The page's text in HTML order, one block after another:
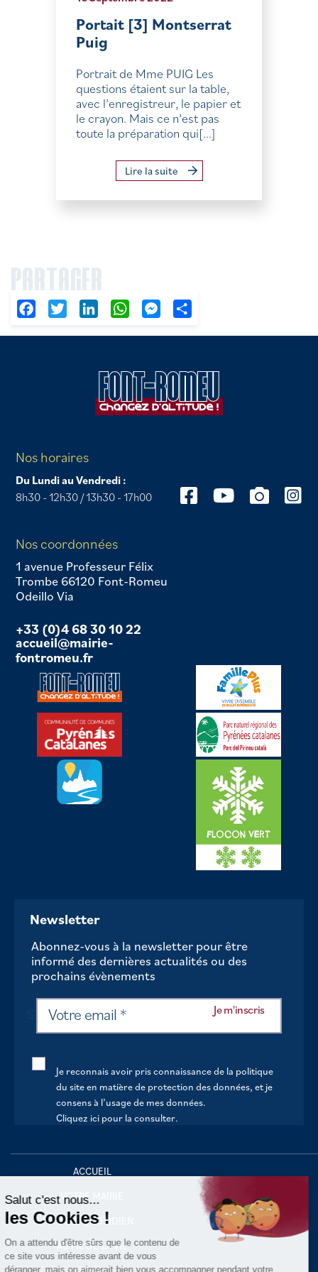
Portait [3] Montserrat
Puig
Portrait de Mme PUIG Les
questions étaient sur la table,
avec l’enregistreur, le papier et
le crayon. Mais ce n’est pas
toute la préparation qui[...]
Lire la suite
PARTAGER
FacebookTwitter LinkedIn WhatsAppMessenger
Nos horaires
Du Lundi au Vendredi :
8h30 - 12h30 / 13h30 - 17h00
Nos coordonnées
1 avenue Professeur Félix
Trombe 66120 Font-Romeu
Odeillo Via
+33 (0)4 68 30 10 22
accueil@mairie-
fontromeu.fr
Newsletter
Abonnez-vous à la newsletter pour être
informé des dernières actualités ou des
prochains évènements
Je reconnais avoir pris connaissance de la politique
du site en matière de protection des données, et je
consens à l’usage de mes données.
Cliquez ici pour la consulter.
ACCUEIL
VOTRE MAIRIE
VOTRE QUOTIDIEN
AU FIL DE LA VIE
Salut c'est nous...
les Cookies !
On a attendu d'être sûrs que le contenu de
ce site vous intéresse avant de vous
déranger, mais on aimerait bien vous accompagner pendant votre